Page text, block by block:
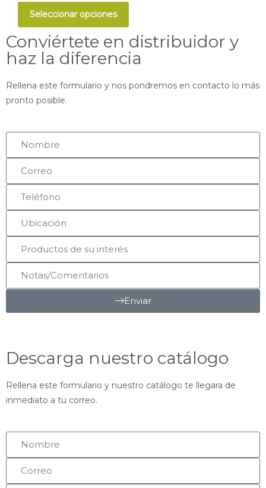
Seleccionar opciones
Conviértete en distribuidor y
haz la diferencia
Rellena este formulario y nos pondremos en contacto lo más
pronto posible.
Enviar
Descarga nuestro catálogo
Rellena este formulario y nuestro catálogo te llegara de
inmediato a tu correo.